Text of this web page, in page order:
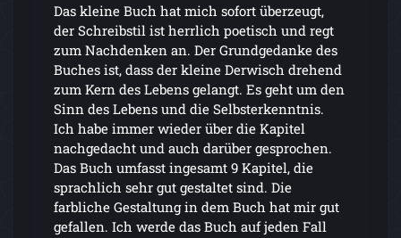
Das kleine Buch hat mich sofort überzeugt,
der Schreibstil ist herrlich poetisch und regt
zum Nachdenken an. Der Grundgedanke des
Buches ist, dass der kleine Derwisch drehend
zum Kern des Lebens gelangt. Es geht um den
Sinn des Lebens und die Selbsterkenntnis.
Ich habe immer wieder über die Kapitel
nachgedacht und auch darüber gesprochen.
Das Buch umfasst ingesamt 9 Kapitel, die
sprachlich sehr gut gestaltet sind. Die
farbliche Gestaltung in dem Buch hat mir gut
gefallen. Ich werde das Buch auf jeden Fall